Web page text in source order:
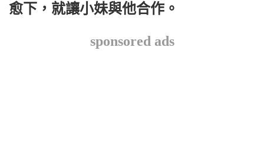
愈下，就讓小妹與他合作。
sponsored ads